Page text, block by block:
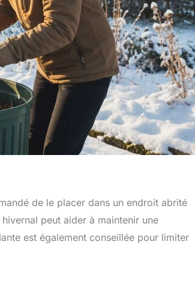
de le placer dans un endroit abrité
peut aider à maintenir une
est également conseillée pour limiter